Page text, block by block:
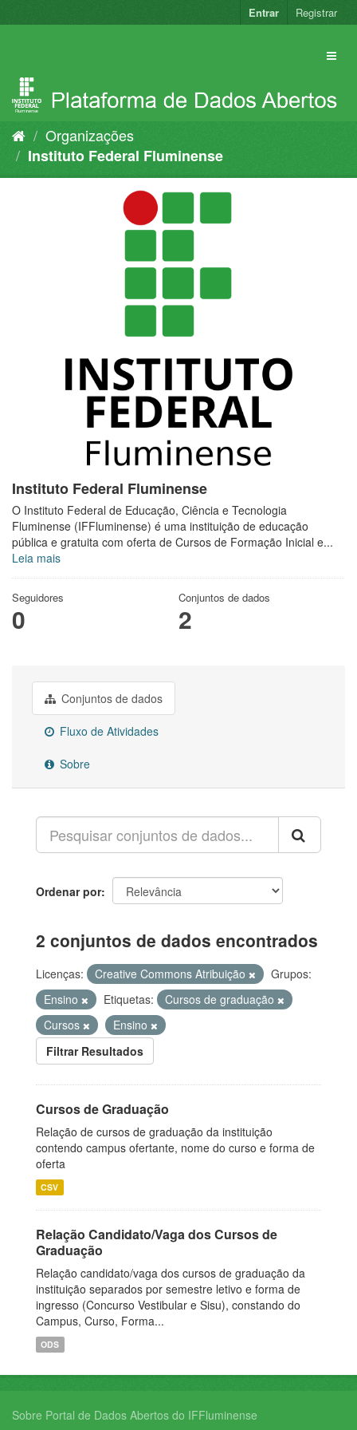
para
Entrar Registrar
Organizações
Instituto Federal Fluminense
Instituto Federal Fluminense
O Instituto Federal de Educação, Ciência e Tecnologia
Fluminense (IFFluminense) é uma instituição de educação
pública e gratuita com oferta de Cursos de Formação Inicial e...
Leia mais
Seguidores
0
Conjuntos de dados
2
Conjuntos de dados
Fluxo de Atividades
Sobre
Ordenar por
2 conjuntos de dados encontrados
Licenças: Creative Commons Atribuição
Grupos:
Ensino
Etiquetas:
Cursos de graduação
Cursos
Ensino
Filtrar Resultados
Cursos de Graduação
Relação de cursos de graduação da instituição
contendo campus ofertante, nome do curso e forma de
oferta
CSV
Relação Candidato/Vaga dos Cursos de
Graduação
Relação candidato/vaga dos cursos de graduação da
instituição separados por semestre letivo e forma de
ingresso (Concurso Vestibular e Sisu), constando do
Campus, Curso, Forma...
ODS
Sobre Portal de Dados Abertos do IFFluminense